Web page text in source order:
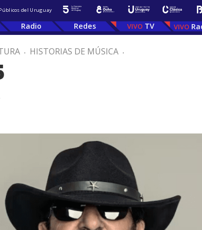
del Uruguay
Radio Redes TV
. HISTORIAS DE MÚSICA .